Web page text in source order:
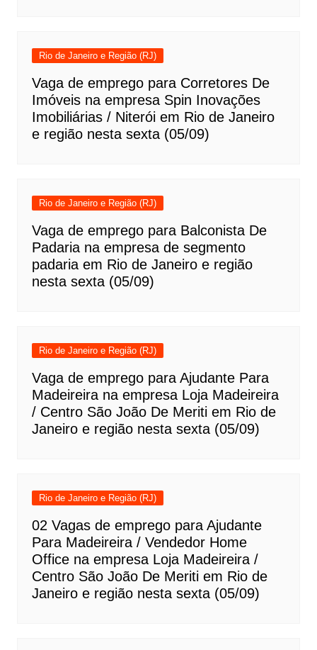
Rio de Janeiro e Região (RJ)
Vaga de emprego para Corretores De
Imóveis na empresa Spin Inovações
Imobiliárias / Niterói em Rio de Janeiro
e região nesta sexta (05/09)
Rio de Janeiro e Região (RJ)
Vaga de emprego para Balconista De
Padaria na empresa de segmento
padaria em Rio de Janeiro e região
nesta sexta (05/09)
Rio de Janeiro e Região (RJ)
Vaga de emprego para Ajudante Para
Madeireira na empresa Loja Madeireira
/ Centro São João De Meriti em Rio de
Janeiro e região nesta sexta (05/09)
Rio de Janeiro e Região (RJ)
02 Vagas de emprego para Ajudante
Para Madeireira / Vendedor Home
Office na empresa Loja Madeireira /
Centro São João De Meriti em Rio de
Janeiro e região nesta sexta (05/09)